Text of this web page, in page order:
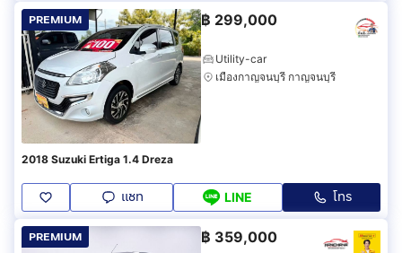
PREMIUM ฿ 299,000
Utility-car
เมืองกาญจนบุรี กาญจนบุรี
2018 Suzuki Ertiga 1.4 Dreza
แชท LINE โทร
PREMIUM ฿ 359,000